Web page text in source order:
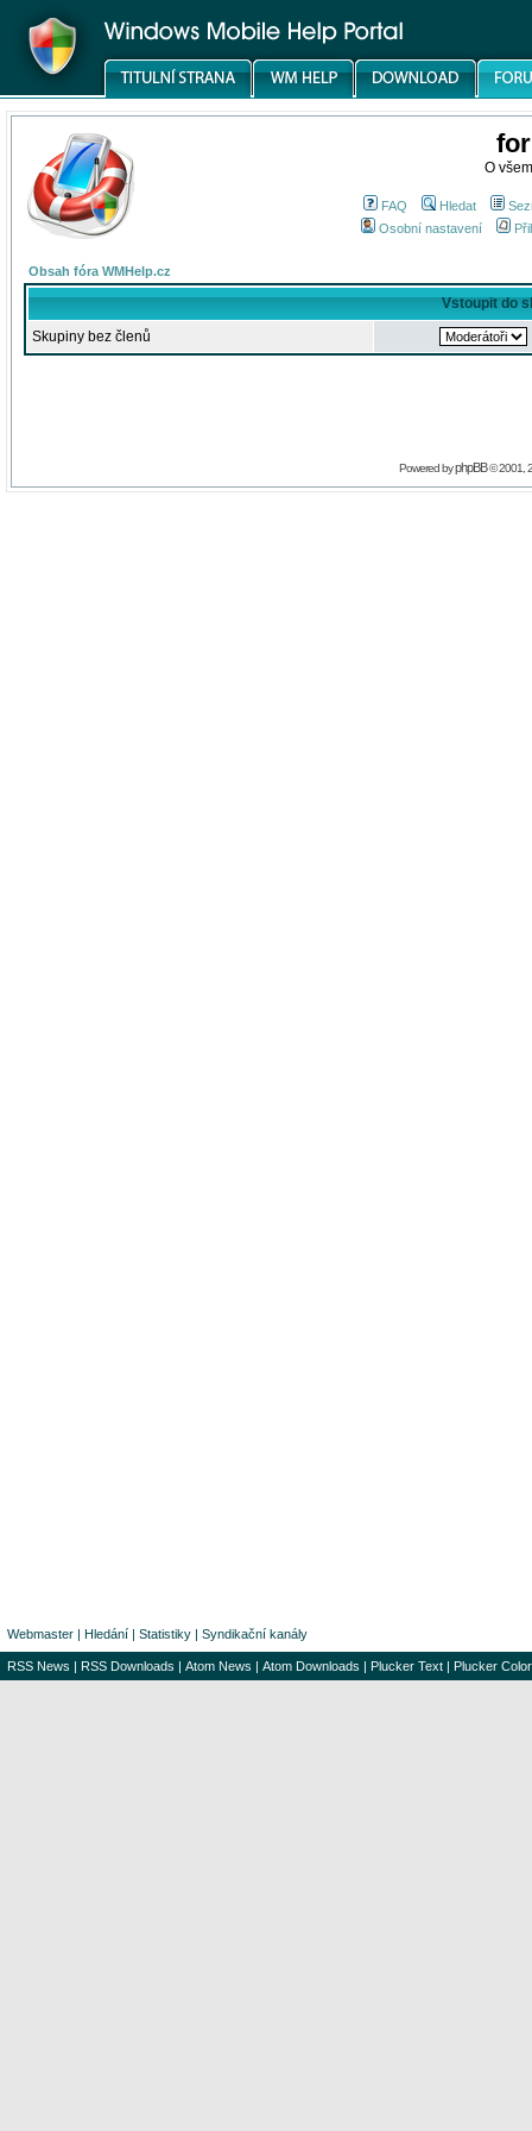
O
FAQ Hledat
Osobní nastavení
Obsah fóra WMHelp.cz
Vstoupit do
Skupiny bez členů
Powered byphpBB© 2001,
Webmaster | Hledání | Statistiky | Syndikační kanály
RSS News | RSS Downloads | Atom News | Atom Downloads | Plucker Text | Plucker Color